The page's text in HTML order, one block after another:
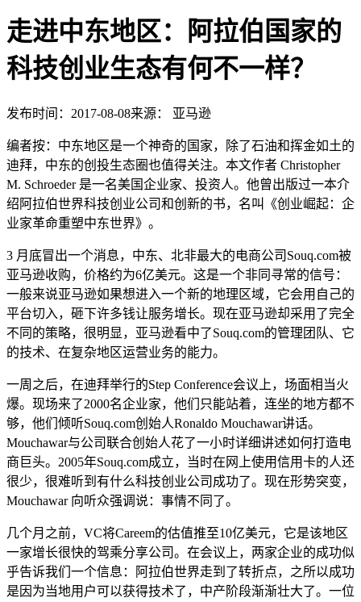
走进中东地区：阿拉伯国家的
科技创业生态有何不一样？
发布时间：2017-08-08来源： 亚马逊
编者按：中东地区是一个神奇的国家，除了石油和挥金如土的
迪拜，中东的创投生态圈也值得关注。本文作者 Christopher
M. Schroeder 是一名美国企业家、投资人。他曾出版过一本介
绍阿拉伯世界科技创业公司和创新的书，名叫《创业崛起：企
业家革命重塑中东世界》。
3 月底冒出一个消息，中东、北非最大的电商公司Souq.com被
亚马逊收购，价格约为6亿美元。这是一个非同寻常的信号：
一般来说亚马逊如果想进入一个新的地理区域，它会用自己的
平台切入，砸下许多钱让服务增长。现在亚马逊却采用了完全
不同的策略，很明显，亚马逊看中了Souq.com的管理团队、它
的技术、在复杂地区运营业务的能力。
一周之后，在迪拜举行的Step Conference会议上，场面相当火
爆。现场来了2000名企业家，他们只能站着，连坐的地方都不
够，他们倾听Souq.com创始人Ronaldo Mouchawar讲话。
Mouchawar与公司联合创始人花了一小时详细讲述如何打造电
商巨头。2005年Souq.com成立，当时在网上使用信用卡的人还
很少，很难听到有什么科技创业公司成功了。现在形势突变，
Mouchawar 向听众强调说：事情不同了。
几个月之前，VC将Careem的估值推至10亿美元，它是该地区
一家增长很快的驾乘分享公司。在会议上，两家企业的成功似
乎告诉我们一个信息：阿拉伯世界走到了转折点，之所以成功
是因为当地用户可以获得技术了，中产阶段渐渐壮大了。一位